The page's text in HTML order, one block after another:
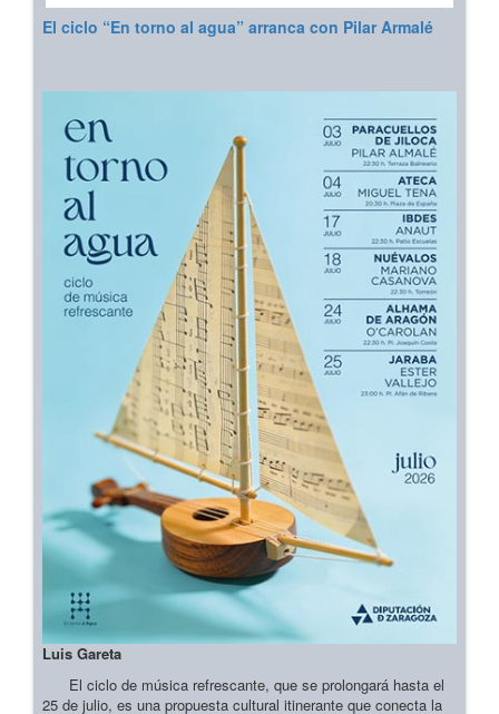
El ciclo “En torno al agua” arranca con Pilar Armalé
Luis Gareta
El ciclo de música refrescante, que se prolongará hasta el
25 de julio, es una propuesta cultural itinerante que conecta la